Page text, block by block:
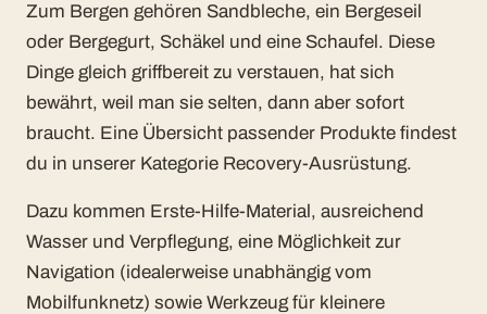
Zum Bergen gehören Sandbleche, ein Bergeseil
oder Bergegurt, Schäkel und eine Schaufel. Diese
Dinge gleich griffbereit zu verstauen, hat sich
bewährt, weil man sie selten, dann aber sofort
braucht. Eine Übersicht passender Produkte findest
du in unserer Kategorie Recovery-Ausrüstung.
Dazu kommen Erste-Hilfe-Material, ausreichend
Wasser und Verpflegung, eine Möglichkeit zur
Navigation (idealerweise unabhängig vom
Mobilfunknetz) sowie Werkzeug für kleinere